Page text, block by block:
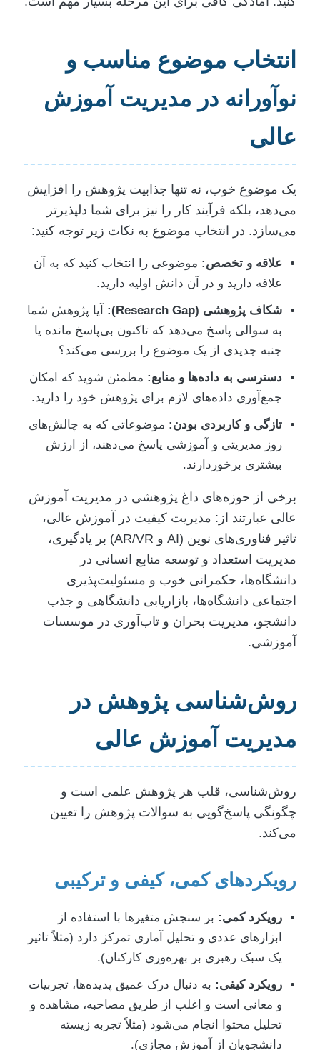
انتخاب موضوع مناسب و
نوآورانه در مدیریت آموزش
عالی
یک موضوع خوب، نه تنها جذابیت پژوهش را افزایش
می‌دهد، بلکه فرآیند کار را نیز برای شما دلپذیرتر
می‌سازد. در انتخاب موضوع به نکات زیر توجه کنید:
علاقه و تخصص: موضوعی را انتخاب کنید که به آن
علاقه دارید و در آن دانش اولیه دارید.
شکاف پژوهشی (Research Gap):
آیا پژوهش شما
به سوالی پاسخ می‌دهد که تاکنون بی‌پاسخ مانده یا
جنبه جدیدی از یک موضوع را بررسی می‌کند؟
دسترسی به داده‌ها و منابع: مطمئن شوید که امکان
جمع‌آوری داده‌های لازم برای پژوهش خود را دارید.
تازگی و کاربردی بودن: موضوعاتی که به چالش‌های
روز مدیریتی و آموزشی پاسخ می‌دهند، از ارزش
بیشتری برخوردارند.
برخی از حوزه‌های داغ پژوهشی در مدیریت آموزش
عالی عبارتند از: مدیریت کیفیت در آموزش عالی،
تاثیر فناوری‌های نوین (AI و AR/VR) بر یادگیری،
مدیریت استعداد و توسعه منابع انسانی در
دانشگاه‌ها، حکمرانی خوب و مسئولیت‌پذیری
اجتماعی دانشگاه‌ها، بازاریابی دانشگاهی و جذب
دانشجو، مدیریت بحران و تاب‌آوری در موسسات
آموزشی.
روش‌شناسی پژوهش در
مدیریت آموزش عالی
روش‌شناسی، قلب هر پژوهش علمی است و
چگونگی پاسخ‌گویی به سوالات پژوهش را تعیین
می‌کند.
رویکردهای کمی، کیفی و ترکیبی
رویکرد کمی: بر سنجش متغیرها با استفاده از
ابزارهای عددی و تحلیل آماری تمرکز دارد (مثلاً تاثیر
یک سبک رهبری بر بهره‌وری کارکنان).
رویکرد کیفی: به دنبال درک عمیق پدیده‌ها، تجربیات
و معانی است و اغلب از طریق مصاحبه، مشاهده و
تحلیل محتوا انجام می‌شود (مثلاً تجربه زیسته
دانشجویان از آموزش مجازی).